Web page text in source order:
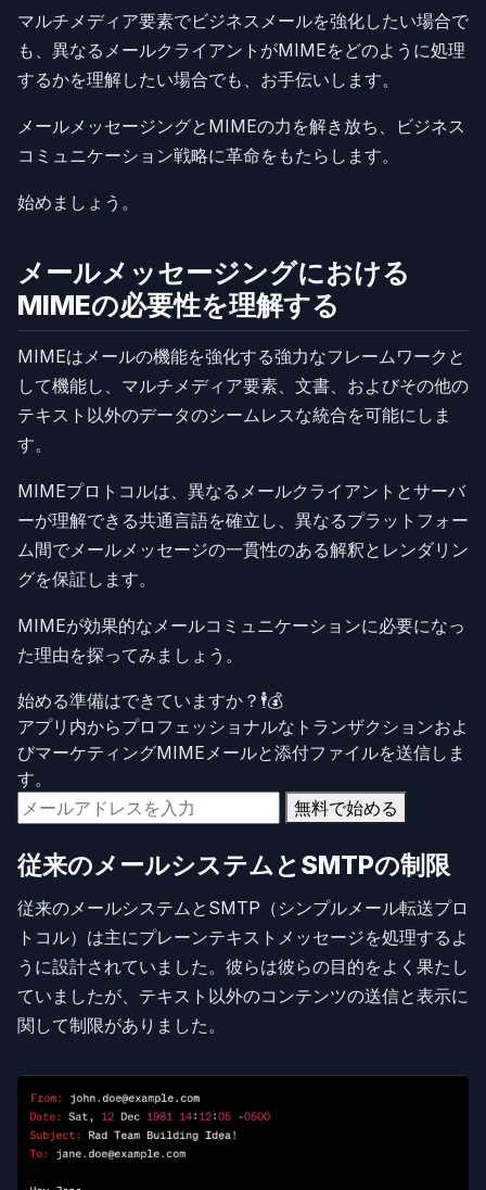
マルチメディア要素でビジネスメールを強化したい場合で
も、異なるメールクライアントがMIMEをどのように処理
するかを理解したい場合でも、お手伝いします。
メールメッセージングとMIMEの力を解き放ち、ビジネス
コミュニケーション戦略に革命をもたらします。
始めましょう。
メールメッセージングにおける
MIMEの必要性を理解する
MIMEはメールの機能を強化する強力なフレームワークと
して機能し、マルチメディア要素、文書、およびその他の
テキスト以外のデータのシームレスな統合を可能にしま
す。
MIMEプロトコルは、異なるメールクライアントとサーバ
ーが理解できる共通言語を確立し、異なるプラットフォー
ム間でメールメッセージの一貫性のある解釈とレンダリン
グを保証します。
MIMEが効果的なメールコミュニケーションに必要になっ
た理由を探ってみましょう。
始める準備はできていますか？🕴️💰
アプリ内からプロフェッショナルなトランザクションおよ
びマーケティングMIMEメールと添付ファイルを送信しま
す。
無料で始める
従来のメールシステムとSMTPの制限
従来のメールシステムとSMTP（シンプルメール転送プロ
トコル）は主にプレーンテキストメッセージを処理するよ
うに設計されていました。彼らは彼らの目的をよく果たし
ていましたが、テキスト以外のコンテンツの送信と表示に
関して制限がありました。